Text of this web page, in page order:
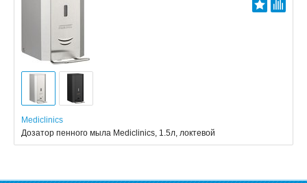
Mediclinics
Дозатор пенного мыла Mediclinics, 1.5л, локтевой